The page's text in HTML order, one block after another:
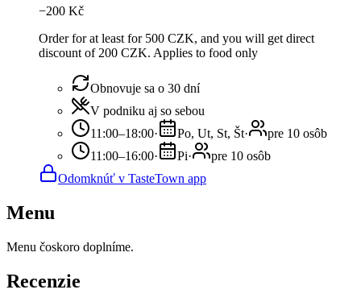
−200 Kč
Order for at least for 500 CZK, and you will get direct
discount of 200 CZK. Applies to food only
Obnovuje sa o 30 dní
V podniku aj so sebou
11:00–18:00· Po, Ut, St, Št·
pre 10 osôb
11:00–16:00· Pi·
pre 10 osôb
Odomknúť v TasteTown app
Menu
Menu čoskoro doplníme.
Recenzie